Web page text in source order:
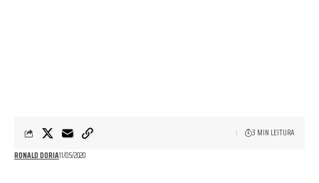
RONALD DORIA11/05/2020
3 MIN LEITURA